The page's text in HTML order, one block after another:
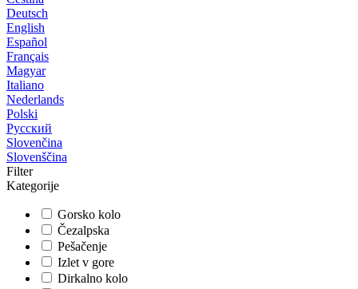
Deutsch
English
Español
Français
Magyar
Italiano
Nederlands
Polski
Русский
Slovenčina
Slovenščina
Filter
Kategorije
Gorsko kolo
Čezalpska
Pešačenje
Izlet v gore
Dirkalno kolo